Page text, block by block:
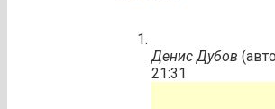
Денис Дубов
21:31